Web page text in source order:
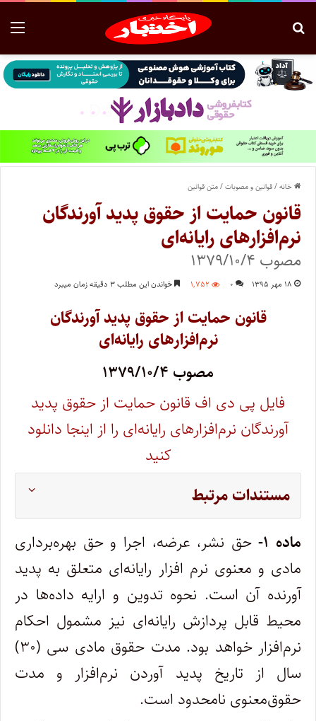
خانه/قوانین و مصوبات/متن قوانین
قانون حمایت از حقوق پدید آورندگان
نرم‌افزارهای رایانه‌ای
مصوب ۱۳۷۹/۱۰/۴
۱۸ مهر ۱۳۹۵ ۰ ۱,۷۵۲ خواندن این مطلب ۳ دقیقه زمان میبرد
قانون حمایت از حقوق پدید آورندگان
نرم‌افزارهای رایانه‌ای
مصوب ۱۳۷۹/۱۰/۴
فایل پی دی اف قانون حمایت از حقوق پدید
آورندگان نرم‌افزارهای رایانه‌ای را از اینجا دانلود
کنید
مستندات مرتبط
ماده ۱-
حق نشر، عرضه، اجرا و حق بهره‌برداری
مادی و معنوی نرم افزار رایانه‌ای متعلق به پدید
آورنده آن است. نحوه تدوین و ارایه داده‌ها در‌
محیط قابل پردازش رایانه‌ای نیز مشمول احکام
نرم‌افزار خواهد بود. مدت حقوق مادی سی (۳۰)
سال از تاریخ پدید آوردن نرم‌افزار و مدت
حقوق‌معنوی نامحدود است.